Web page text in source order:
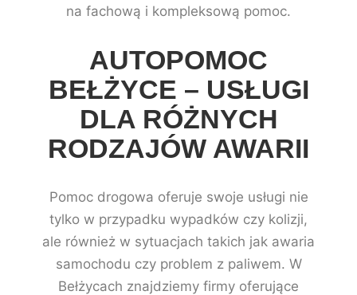
na fachową i kompleksową pomoc.
AUTOPOMOC
BEŁŻYCE – USŁUGI
DLA RÓŻNYCH
RODZAJÓW AWARII
Pomoc drogowa oferuje swoje usługi nie
tylko w przypadku wypadków czy kolizji,
ale również w sytuacjach takich jak awaria
samochodu czy problem z paliwem. W
Bełżycach znajdziemy firmy oferujące